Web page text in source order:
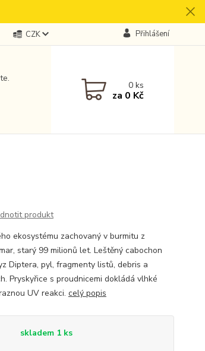
CZK Přihlášení
0ks
za 0 Kč
produkt
ekosystému zachovaný v burmitu z
starý 99 milionů let. Leštěný cabochon
Diptera, pyl, fragmenty listů, debris a
Pryskyřice s proudnicemi dokládá vlhké
UV reakci. celý popis
skladem 1 ks